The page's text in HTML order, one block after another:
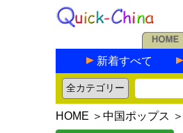
新着すべて
HOME ＞ 中国ポップス ＞